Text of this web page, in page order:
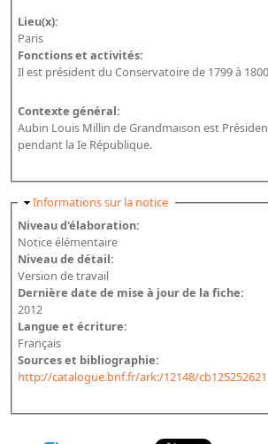
Répertoire
Répertoire des catalogues d'expositions
Répertoire des catalogues
Répertoire des manuscrits du XXe siècle
Publications
Ouvrages et documents sur la BnF
Revue de la Bibliothèque nationale de France
Directeurs de la Bibliothèque nationale du
Listes et biographies des directeurs de
Implantations de la Bibliothèque nationale
Le fil de l'histoire (frise chonologique)
La Bibliothèque nationale de France à livre
Richelieu, Bibliothèques - Musée - Galeries
Lieu(x):
Paris
Fonctions et activités:
Il est président du Conservatoire de 1799 à
Contexte général:
Aubin Louis Millin de Grandmaison est
pendant la Ie République.
Masquer
Informations sur la notice
Niveau d'élaboration:
Notice élémentaire
Niveau de détail:
Version de travail
Dernière date de mise à jour de la fiche:
2012
Langue et écriture:
Français
Sources et bibliographie:
http://catalogue.bnf.fr/ark:/12148/cb125252621